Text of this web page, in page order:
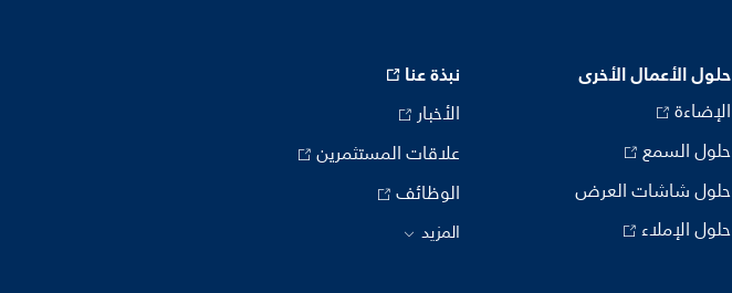
حلول الأعمال الأخرى
الإضاءة
حلول السمع
حلول شاشات العرض
حلول الإملاء
نبذة عنا
الأخبار
علاقات المستثمرين
الوظائف
المزيد